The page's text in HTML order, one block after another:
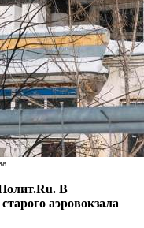
В
аэровокзала